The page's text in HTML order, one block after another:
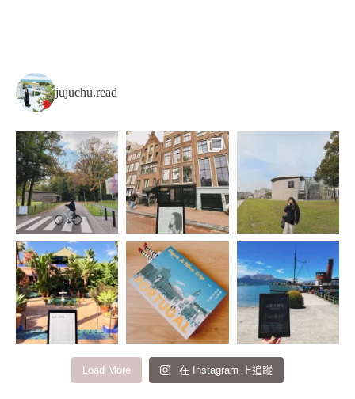
jujuchu.read
Load More 在 Instagram 上追蹤